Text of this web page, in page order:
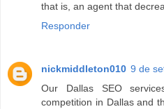
that is, an agent that
Responder
nickmiddleton010 9 de
Our Dallas SEO
competition in Dallas and